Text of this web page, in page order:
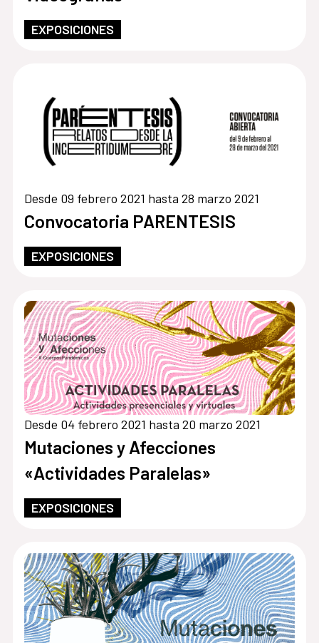
EXPOSICIONES
Desde 09 febrero 2021 hasta 28 marzo 2021
Convocatoria PARENTESIS
EXPOSICIONES
Desde 04 febrero 2021 hasta 20 marzo 2021
Mutaciones y Afecciones
«Actividades Paralelas»
EXPOSICIONES